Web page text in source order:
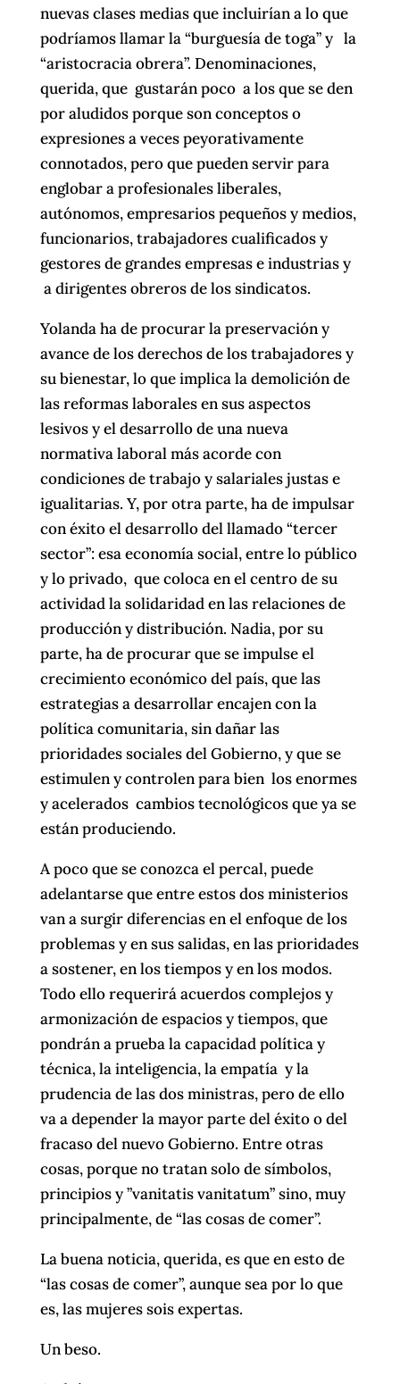
nuevas clases medias que incluirían a lo que
podríamos llamar la “burguesía de toga” y la
“aristocracia obrera”. Denominaciones,
querida, que gustarán poco a los que se den
por aludidos porque son conceptos o
expresiones a veces peyorativamente
connotados, pero que pueden servir para
englobar a profesionales liberales,
autónomos, empresarios pequeños y medios,
funcionarios, trabajadores cualificados y
gestores de grandes empresas e industrias y
a dirigentes obreros de los sindicatos.
Yolanda ha de procurar la preservación y
avance de los derechos de los trabajadores y
su bienestar, lo que implica la demolición de
las reformas laborales en sus aspectos
lesivos y el desarrollo de una nueva
normativa laboral más acorde con
condiciones de trabajo y salariales justas e
igualitarias. Y, por otra parte, ha de impulsar
con éxito el desarrollo del llamado “tercer
sector”: esa economía social, entre lo público
y lo privado, que coloca en el centro de su
actividad la solidaridad en las relaciones de
producción y distribución. Nadia, por su
parte, ha de procurar que se impulse el
crecimiento económico del país, que las
estrategias a desarrollar encajen con la
política comunitaria, sin dañar las
prioridades sociales del Gobierno, y que se
estimulen y controlen para bien los enormes
y acelerados cambios tecnológicos que ya se
están produciendo.
A poco que se conozca el percal, puede
adelantarse que entre estos dos ministerios
van a surgir diferencias en el enfoque de los
problemas y en sus salidas, en las prioridades
a sostener, en los tiempos y en los modos.
Todo ello requerirá acuerdos complejos y
armonización de espacios y tiempos, que
pondrán a prueba la capacidad política y
técnica, la inteligencia, la empatía y la
prudencia de las dos ministras, pero de ello
va a depender la mayor parte del éxito o del
fracaso del nuevo Gobierno. Entre otras
cosas, porque no tratan solo de símbolos,
principios y ”vanitatis vanitatum” sino, muy
principalmente, de “las cosas de comer”.
La buena noticia, querida, es que en esto de
“las cosas de comer”, aunque sea por lo que
es, las mujeres sois expertas.
Un beso.